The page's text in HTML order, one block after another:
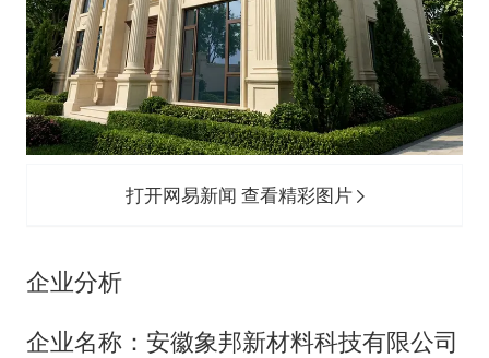
打开网易新闻 查看精彩图片
企业分析
企业名称：安徽象邦新材料科技有限公司